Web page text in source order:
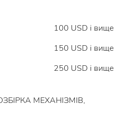
100 USD і вище
150 USD і вище
250 USD і вище
МЕХАНІЗМІВ,